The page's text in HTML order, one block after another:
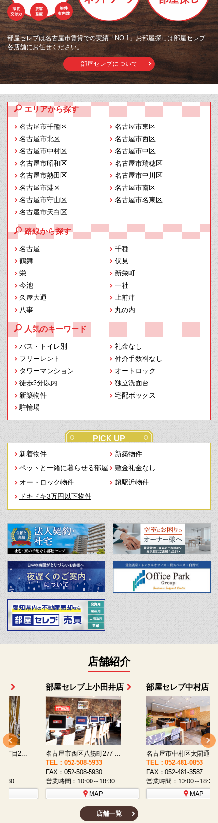
部屋セレブは名古屋市賃貸での実績「NO.1」お部屋探しは部屋セレブ
各店舗にお任せください。
部屋セレブについて
エリアから探す
名古屋市千種区
名古屋市東区
名古屋市北区
名古屋市西区
名古屋市中村区
名古屋市中区
名古屋市昭和区
名古屋市瑞穂区
名古屋市熱田区
名古屋市中川区
名古屋市港区
名古屋市南区
名古屋市守山区
名古屋市名東区
名古屋市天白区
路線から探す
名古屋
千種
鶴舞
伏見
栄
新栄町
今池
一社
久屋大通
上前津
八事
丸の内
人気のキーワード
バス・トイレ別
礼金なし
フリーレント
仲介手数料なし
タワーマンション
オートロック
徒歩3分以内
独立洗面台
新築物件
宅配ボックス
駐輪場
PICK UP
新着物件
新築物件
ペットと一緒に暮らせる部屋
敷金礼金なし
オートロック物件
超駅近物件
ドキドキ3万円以下物件
店舗紹介
部屋セレブ上小田井店
名古屋市西区八筋町277 ...
TEL：052-508-5933
FAX：052-508-5930
営業時間：10:00～18:30
部屋セレブ中村店
名古屋市中村区太閤通9-1...
TEL：052-481-0853
FAX：052-481-3587
営業時間：10:00～18:30
店舗一覧